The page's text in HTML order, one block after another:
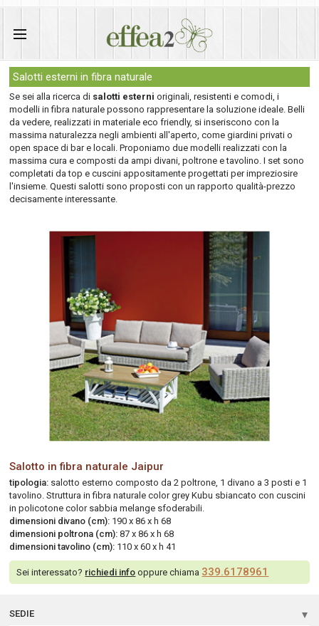
Salotti esterni in fibra naturale
Se sei alla ricerca di salotti esterni originali, resistenti e comodi, i
modelli in fibra naturale possono rappresentare la soluzione ideale. Belli
da vedere, realizzati in materiale eco friendly, si inseriscono con la
massima naturalezza negli ambienti all'aperto, come giardini privati o
open space di bar e locali. Proponiamo due modelli realizzati con la
massima cura e composti da ampi divani, poltrone e tavolino. I set sono
completati da top e cuscini appositamente progettati per impreziosire
l'insieme. Questi salotti sono proposti con un rapporto qualità-prezzo
decisamente interessante.
Salotto in fibra naturale Jaipur
tipologia: salotto esterno composto da 2 poltrone, 1 divano a 3 posti e 1
tavolino. Struttura in fibra naturale color grey Kubu sbiancato con cuscini
in policotone color sabbia melange sfoderabili.
dimensioni divano (cm): 190 x 86 x h 68
dimensioni poltrona (cm): 87 x 86 x h 68
dimensioni tavolino (cm): 110 x 60 x h 41
Sei interessato? richiedi info oppure chiama 339.6178961
SEDIE